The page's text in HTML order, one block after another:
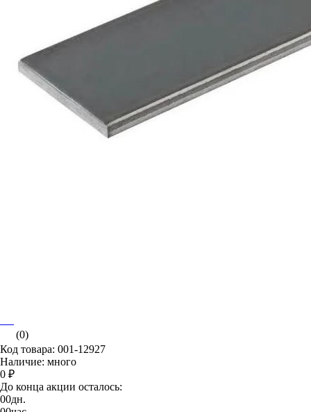
(0)
Код товара: 001-12927
Наличие: много
0 ₽
До конца акции осталось:
00дн.